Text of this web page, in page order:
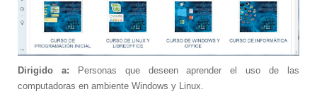
Dirigido a: Personas que deseen aprender el uso de las
computadoras en ambiente Windows y Linux.